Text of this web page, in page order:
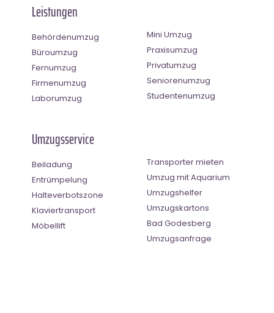
Leistungen
Behördenumzug
Büroumzug
Fernumzug
Firmenumzug
Laborumzug
Mini Umzug
Praxisumzug
Privatumzug
Seniorenumzug
Studentenumzug
Umzugsservice
Beiladung
Entrümpelung
Halteverbotszone
Klaviertransport
Möbellift
Transporter mieten
Umzug mit Aquarium
Umzugshelfer
Umzugskartons
Bad Godesberg
Umzugsanfrage